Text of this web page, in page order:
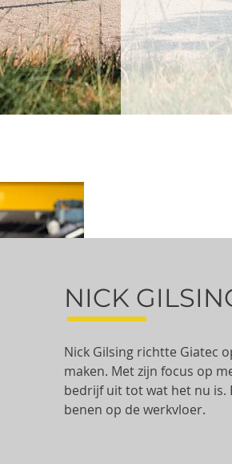
NICK
Nick Gilsing richtte Giatec
maken. Met zijn focus op
bedrijf uit tot wat het nu
benen op de werkvloer.